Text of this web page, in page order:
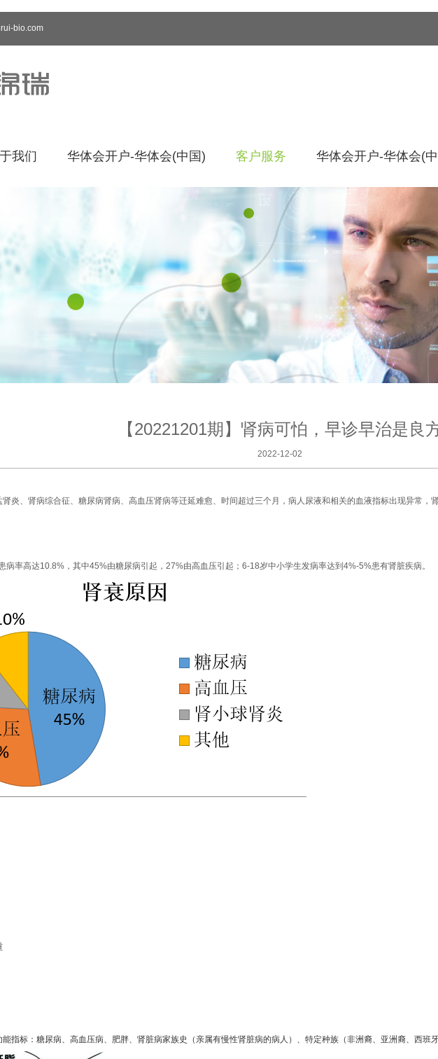
bio.com
我们 华体会开户-华体会(中国) 客户服务 华体会开户-华体会(
【20221201期】肾病可怕，早诊早治是良
2022-12-02
炎、肾病综合征、糖尿病肾病、高血压肾病等迁延难愈、时间超过三个月，病人尿液和相关的血液指标出现异常，
病率高达10.8%，其中45%由糖尿病引起，27%由高血压引起；6-18岁中小学生发病率达到4%-5%患有肾脏疾病。
指标：糖尿病、高血压病、肥胖、肾脏病家族史（亲属有慢性肾脏病的病人）、特定种族（非洲裔、亚洲裔、西班